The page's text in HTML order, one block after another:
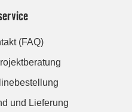
(FAQ)
und Lieferung